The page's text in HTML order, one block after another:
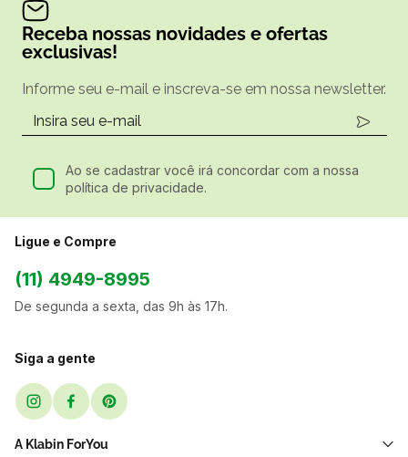
Receba nossas novidades e ofertas
exclusivas!
Informe seu e-mail e inscreva-se em nossa newsletter.
Ao se cadastrar você irá concordar com a nossa
política de privacidade.
Ligue e Compre
(11) 4949-8995
De segunda a sexta, das 9h às 17h.
Siga a gente
A Klabin ForYou